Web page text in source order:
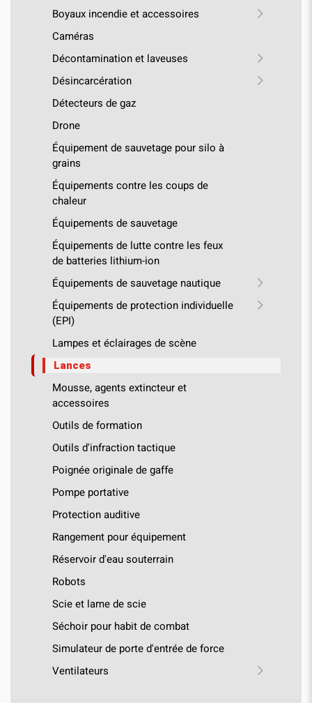
Boyaux incendie et accessoires
Caméras
Décontamination et laveuses
Désincarcération
Détecteurs de gaz
Drone
Équipement de sauvetage pour silo à
grains
Équipements contre les coups de
chaleur
Équipements de sauvetage
Équipements de lutte contre les feux
de batteries lithium-ion
Équipements de sauvetage nautique
Équipements de protection individuelle
(EPI)
Lampes et éclairages de scène
Lances
Mousse, agents extincteur et
accessoires
Outils de formation
Outils d'infraction tactique
Poignée originale de gaffe
Pompe portative
Protection auditive
Rangement pour équipement
Réservoir d'eau souterrain
Robots
Scie et lame de scie
Séchoir pour habit de combat
Simulateur de porte d'entrée de force
Ventilateurs